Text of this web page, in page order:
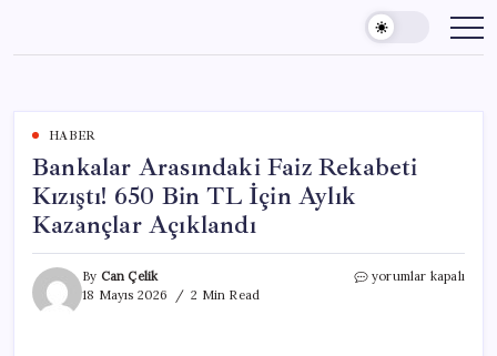
content
HABER
Bankalar Arasındaki Faiz Rekabeti
Kızıştı! 650 Bin TL İçin Aylık
Kazançlar Açıklandı
By Can Çelik
18 Mayıs 2026
2 Min Read
Bankalar
yorumlar kapalı